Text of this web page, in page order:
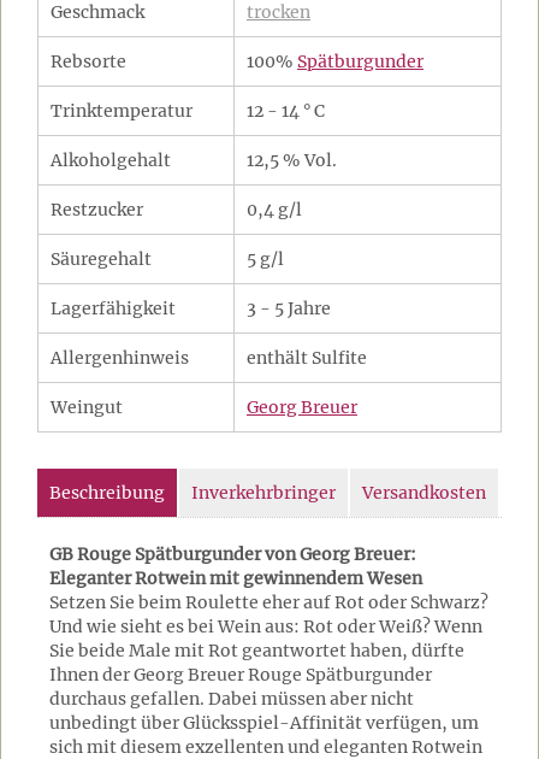
Geschmack trocken
Rebsorte 100% Spätburgunder
Trinktemperatur 12 - 14 ° C
Alkoholgehalt 12,5 % Vol.
Restzucker 0,4 g/l
Säuregehalt 5 g/l
Lagerfähigkeit 3 - 5 Jahre
Allergenhinweis enthält Sulfite
Weingut Georg Breuer
Beschreibung Inverkehrbringer Versandkosten
GB Rouge Spätburgunder von Georg Breuer:
Eleganter Rotwein mit gewinnendem Wesen
Setzen Sie beim Roulette eher auf Rot oder Schwarz?
Und wie sieht es bei Wein aus: Rot oder Weiß? Wenn
Sie beide Male mit Rot geantwortet haben, dürfte
Ihnen der Georg Breuer Rouge Spätburgunder
durchaus gefallen. Dabei müssen aber nicht
unbedingt über Glücksspiel-Affinität verfügen, um
sich mit diesem exzellenten und eleganten Rotwein